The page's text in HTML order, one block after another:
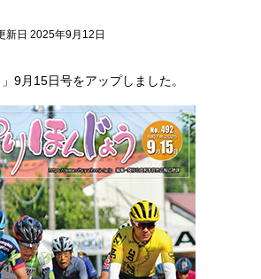
日 2025年9月12日
9月15日号をアップしました。